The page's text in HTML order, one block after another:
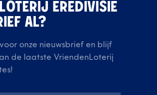
EREDIVISIE
AL?
onze nieuwsbrief en blijf
de laatste VriendenLoterij